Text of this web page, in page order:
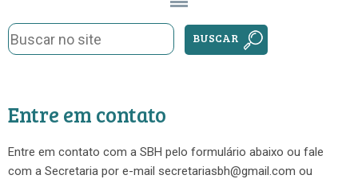
BUSCAR
Entre em contato
Entre em contato com a SBH pelo formulário abaixo ou fale
com a Secretaria por e-mail secretariasbh@gmail.com ou